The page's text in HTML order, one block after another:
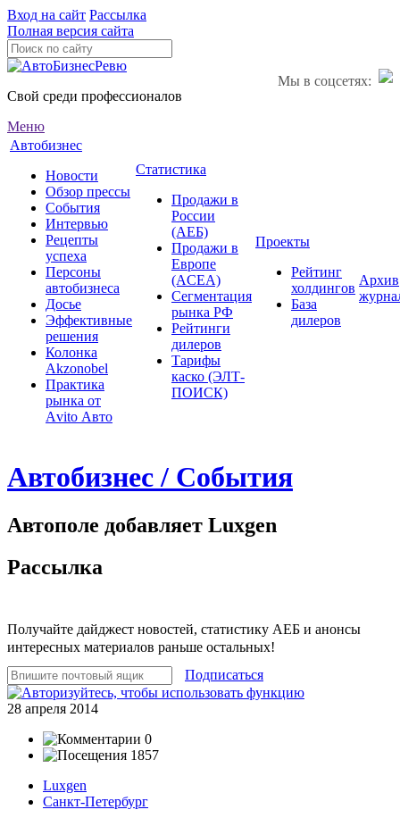
Вход на сайт Рассылка
Полная версия сайта
Мы в соцсетях:
Свой среди профессионалов
Меню
Автобизнес
Новости
Обзор прессы
События
Интервью
Рецепты
успеха
Персоны
автобизнеса
Досье
Эффективные
решения
Колонка
Akzonobel
Практика
рынка от
Аvito Авто
Статистика
Продажи в
России
(АЕБ)
Продажи в
Европе
(ACEA)
Сегментация
рынка РФ
Рейтинги
дилеров
Тарифы
каско (ЭЛТ-
ПОИСК)
Проекты
Рейтинг
холдингов
База
дилеров
Архив
Автобизнес / События
Автополе добавляет Luxgen
Рассылка
Получайте дайджест новостей, статистику АЕБ и анонсы
интересных материалов раньше остальных!
Подписаться
28 апреля 2014
0
1857
Luxgen
Санкт-Петербург